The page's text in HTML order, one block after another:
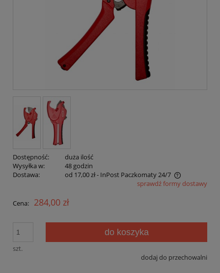
Dostępność:
duża ilość
Wysyłka w:
48 godzin
Dostawa:
od 17,00 zł- InPost Paczkomaty 24/7
Cena nie zawiera ewentualnych kosztów płatnościsprawdź formy dostawy
Cena: 284,00 zł
szt.
do koszyka
dodaj do przechowalni